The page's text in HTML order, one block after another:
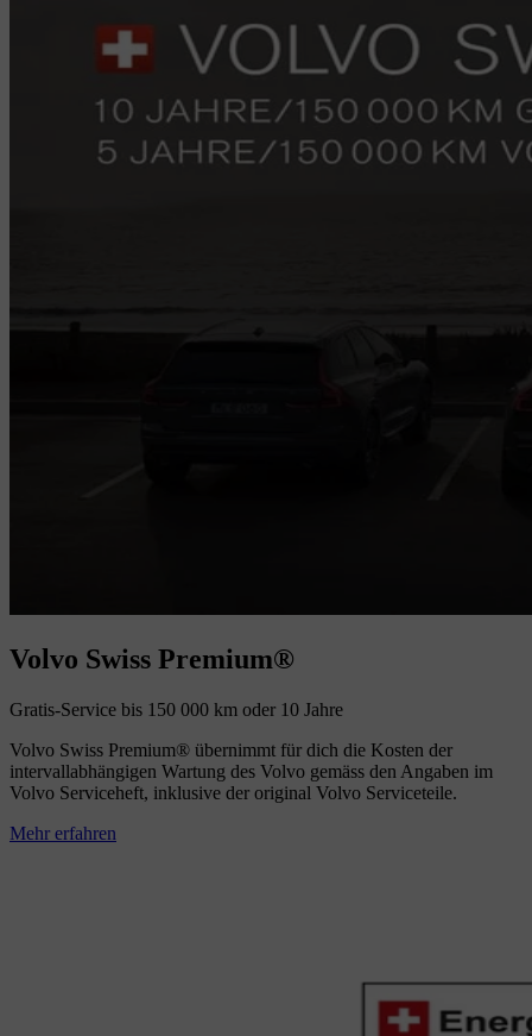
Volvo Swiss Premium®
Gratis-Service bis 150 000 km oder 10 Jahre
Volvo Swiss Premium® übernimmt für dich die Kosten der
intervallabhängigen Wartung des Volvo gemäss den Angaben im
Volvo Serviceheft, inklusive der original Volvo Serviceteile.
Mehr erfahren